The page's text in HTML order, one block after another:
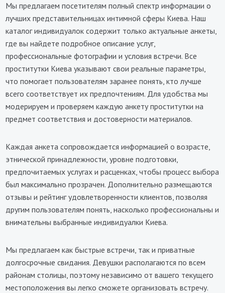
Мы предлагаем посетителям полный спектр информации о
лучших представительницах интимной сферы Киева. Наш
каталог индивидуалок содержит только актуальные анкеты,
где вы найдете подробное описание услуг,
профессиональные фотографии и условия встречи. Все
проститутки Киева указывают свои реальные параметры,
что помогает пользователям заранее понять, кто лучше
всего соответствует их предпочтениям. Для удобства мы
модерируем и проверяем каждую анкету проститутки на
предмет соответствия и достоверности материалов.
Каждая анкета сопровождается информацией о возрасте,
этнической принадлежности, уровне подготовки,
предпочитаемых услугах и расценках, чтобы процесс выбора
был максимально прозрачен. Дополнительно размещаются
отзывы и рейтинг удовлетворенности клиентов, позволяя
другим пользователям понять, насколько профессиональны и
внимательны выбранные индивидуалки Киева.
Мы предлагаем как быстрые встречи, так и приватные
долгосрочные свидания. Девушки располагаются по всем
районам столицы, поэтому независимо от вашего текущего
местоположения вы легко сможете организовать встречу.